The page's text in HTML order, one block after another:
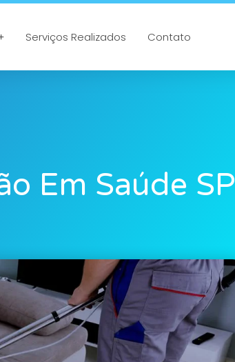
Serviços Realizados Contato
Em Saúde SP